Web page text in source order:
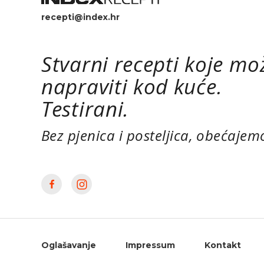
recepti@index.hr
Stvarni recepti koje
napraviti kod kuće.
Testirani.
Bez pjenica i posteljica,
Oglašavanje Impressum Kontakt